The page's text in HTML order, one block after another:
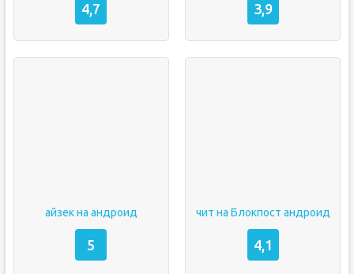
4,7 3,9
айзек на андроид
5
чит на Блокпост андроид
4,1